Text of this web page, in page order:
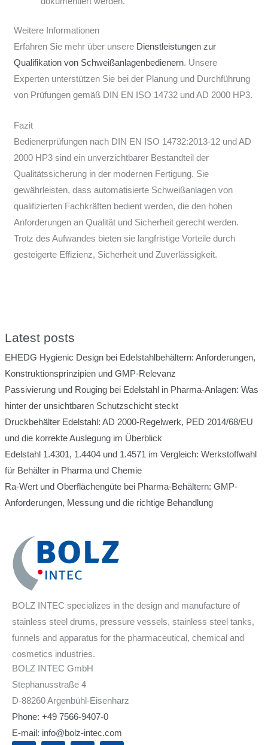
Weitere Informationen
Erfahren Sie mehr über unsere Dienstleistungen zur
Qualifikation von Schweißanlagenbedienern. Unsere
Experten unterstützen Sie bei der Planung und Durchführung
von Prüfungen gemäß DIN EN ISO 14732 und AD 2000 HP3.
Fazit
Bedienerprüfungen nach DIN EN ISO 14732:2013-12 und AD
2000 HP3 sind ein unverzichtbarer Bestandteil der
Qualitätssicherung in der modernen Fertigung. Sie
gewährleisten, dass automatisierte Schweißanlagen von
qualifizierten Fachkräften bedient werden, die den hohen
Anforderungen an Qualität und Sicherheit gerecht werden.
Trotz des Aufwandes bieten sie langfristige Vorteile durch
gesteigerte Effizienz, Sicherheit und Zuverlässigkeit.
Latest posts
EHEDG Hygienic Design bei Edelstahlbehältern: Anforderungen,
Konstruktionsprinzipien und GMP-Relevanz
Passivierung und Rouging bei Edelstahl in Pharma-Anlagen: Was
hinter der unsichtbaren Schutzschicht steckt
Druckbehälter Edelstahl: AD 2000-Regelwerk, PED 2014/68/EU
und die korrekte Auslegung im Überblick
Edelstahl 1.4301, 1.4404 und 1.4571 im Vergleich: Werkstoffwahl
für Behälter in Pharma und Chemie
Ra-Wert und Oberflächengüte bei Pharma-Behältern: GMP-
Anforderungen, Messung und die richtige Behandlung
BOLZ INTEC specializes in the design and manufacture of
stainless steel drums, pressure vessels, stainless steel tanks,
funnels and apparatus for the pharmaceutical, chemical and
cosmetics industries.
BOLZ INTEC GmbH
Stephanusstraße 4
D-88260 Argenbühl-Eisenharz
Phone: +49 7566-9407-0
E-mail: info@bolz-intec.com